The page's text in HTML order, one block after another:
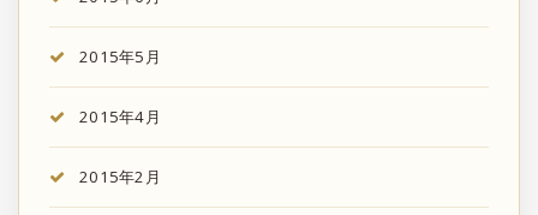
2015年5月
2015年4月
2015年2月